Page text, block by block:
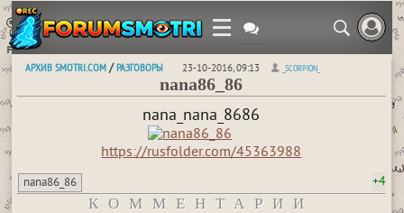
АРХИВ SMOTRI.COM /РАЗГОВОРЫ 23-10-2016, 09:13 _SCORPION_
nana86_86
nana_nana_8686
https://rusfolder.com/45363988
nana86_86 +4
КОММЕНТАРИИ